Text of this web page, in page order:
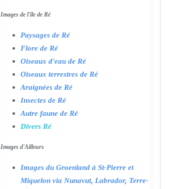
Images de l'île de Ré
Paysages de Ré
Flore de Ré
Oiseaux d'eau de Ré
Oiseaux terrestres de Ré
Araignées de Ré
Insectes de Ré
Autre faune de Ré
Divers Ré
Images d'Ailleurs
Images du Groenland à St-Pierre et
Miquelon via Nunavut, Labrador, Terre-